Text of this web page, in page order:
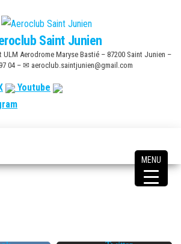
Saint Junien
Aerodrome Maryse Bastié – 87200 Saint Junien –
04 – ✉ aeroclub.saintjunien@gmail.com
Youtube
MENU